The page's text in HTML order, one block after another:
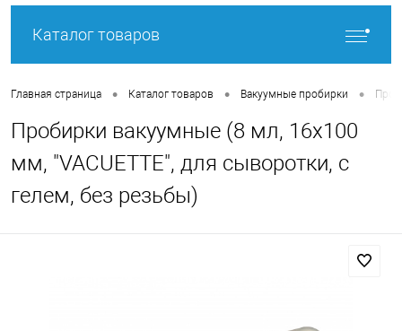
Каталог товаров
Главная страница • Каталог товаров • Вакуумные пробирки •
Пробирки вакуумные (8 мл, 16х100
мм, "VACUETTE", для сыворотки, с
гелем, без резьбы)